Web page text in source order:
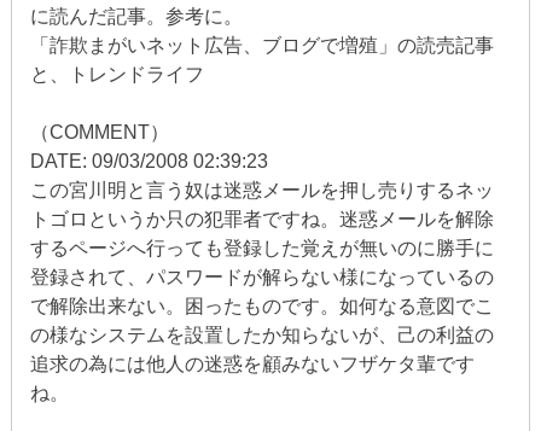
に読んだ記事。参考に。
「詐欺まがいネット広告、ブログで増殖」の読売記事
と、トレンドライフ
（COMMENT）
DATE: 09/03/2008 02:39:23
この宮川明と言う奴は迷惑メールを押し売りするネッ
トゴロというか只の犯罪者ですね。迷惑メールを解除
するページへ行っても登録した覚えが無いのに勝手に
登録されて、パスワードが解らない様になっているの
で解除出来ない。困ったものです。如何なる意図でこ
の様なシステムを設置したか知らないが、己の利益の
追求の為には他人の迷惑を顧みないフザケタ輩です
ね。